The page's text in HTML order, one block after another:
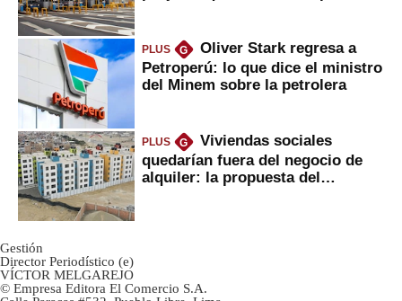
PLUS G
Oliver Stark regresa a
Petroperú: lo que dice el ministro
del Minem sobre la petrolera
PLUS G
Viviendas sociales
quedarían fuera del negocio de
alquiler: la propuesta del
Gestión
Director Periodístico (e)
VÍCTOR MELGAREJO
© Empresa Editora El Comercio S.A.